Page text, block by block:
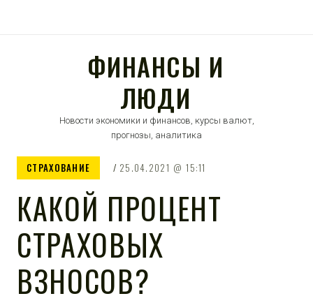
ФИНАНСЫ И
ЛЮДИ
Новости экономики и финансов, курсы валют,
прогнозы, аналитика
СТРАХОВАНИЕ 25.04.2021 15:11
КАКОЙ ПРОЦЕНТ
СТРАХОВЫХ
ВЗНОСОВ?